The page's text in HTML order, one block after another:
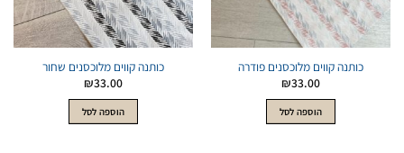
כותנה קווים מלוכסנים פודרה
₪33.00
הוספה לסל
כותנה קווים מלוכסנים שחור
₪33.00
הוספה לסל